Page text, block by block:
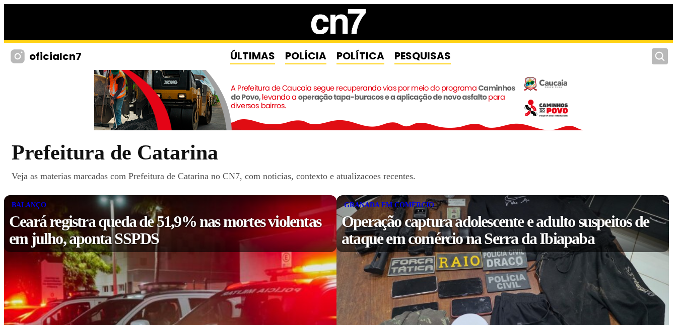
oficialcn7 ÚLTIMAS POLÍCIA POLÍTICA PESQUISAS
Prefeitura de Catarina
Veja as materias marcadas com Prefeitura de Catarina no CN7, com noticias, contexto e atualizacoes recentes.
BALANÇO
Ceará registra queda de 51,9% nas mortes violentas
em julho, aponta SSPDS
GRANADA EM COMÉRCIO
Operação captura adolescente e adulto suspeitos de
ataque em comércio na Serra da Ibiapaba